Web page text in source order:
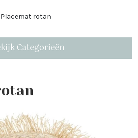
Placemat rotan
Categorieën